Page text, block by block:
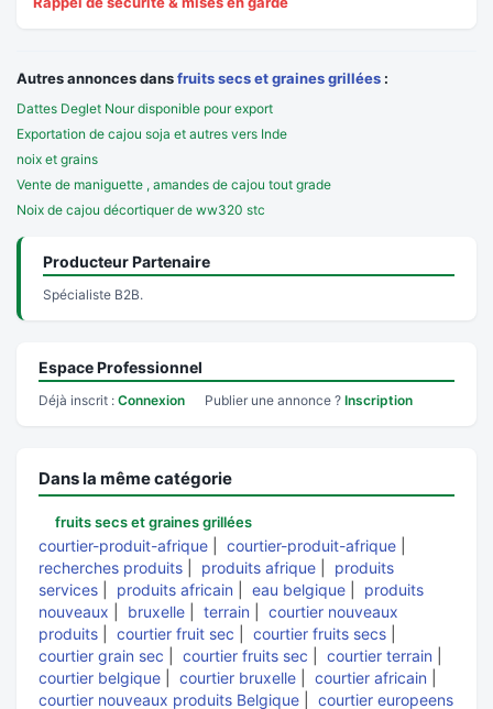
Autres annonces dansfruits secs et graines grillées :
Dattes Deglet Nour disponible pour export
Exportation de cajou soja et autres vers Inde
noix et grains
Vente de maniguette , amandes de cajou tout grade
Noix de cajou décortiquer de ww320 stc
Producteur Partenaire
Spécialiste B2B.
Espace Professionnel
Déjà inscrit : Connexion Publier une annonce ? Inscription
Dans la même catégorie
fruits secs et graines grillées
courtier-produit-afrique courtier-produit-afrique
recherches produits
produits afrique
produits
services
produits africain eau belgique
produits
nouveaux
bruxelle terrain
courtier nouveaux
produits
courtier fruit sec courtier fruits secs
courtier grain sec
courtier fruits sec courtier terrain
courtier belgique
courtier bruxelle courtier africain
courtier nouveaux produits Belgique
courtier europeens